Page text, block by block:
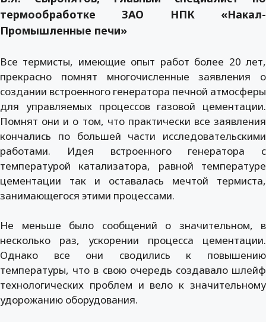
термообработке ЗАО НПК «Накал-
Промышленные печи»
Все термисты, имеющие опыт работ более 20 лет,
прекрасно помнят многочисленные заявления о
создании встроенного генератора печной атмосферы
для управляемых процессов газовой цементации.
Помнят они и о том, что практически все заявления
кончались по большей части исследовательскими
работами. Идея встроенного генератора с
температурой катализатора, равной температуре
цементации так и оставалась мечтой термиста,
занимающегося этими процессами.
Не меньше было сообщений о значительном, в
несколько раз, ускорении процесса цементации.
Однако все они сводились к повышению
температуры, что в свою очередь создавало шлейф
технологических проблем и вело к значительному
удорожанию оборудования.